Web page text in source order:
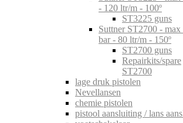
- 120 ltr/m - 100º
ST3225 guns
Suttner ST2700 - max
bar - 80 ltr/m - 150º
ST2700 guns
Repairkits/spare
ST2700
lage druk pistolen
Nevellansen
chemie pistolen
pistool aansluiting / lans